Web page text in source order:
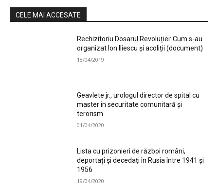
CELE MAI ACCESATE
Rechizitoriu Dosarul Revoluției: Cum s-au
organizat Ion Iliescu și acoliții (document)
18/04/2019
Geavlete jr., urologul director de spital cu
master în securitate comunitară și
terorism
01/04/2020
Lista cu prizonieri de război români,
deportați și decedați în Rusia între 1941 și
1956
19/04/2020